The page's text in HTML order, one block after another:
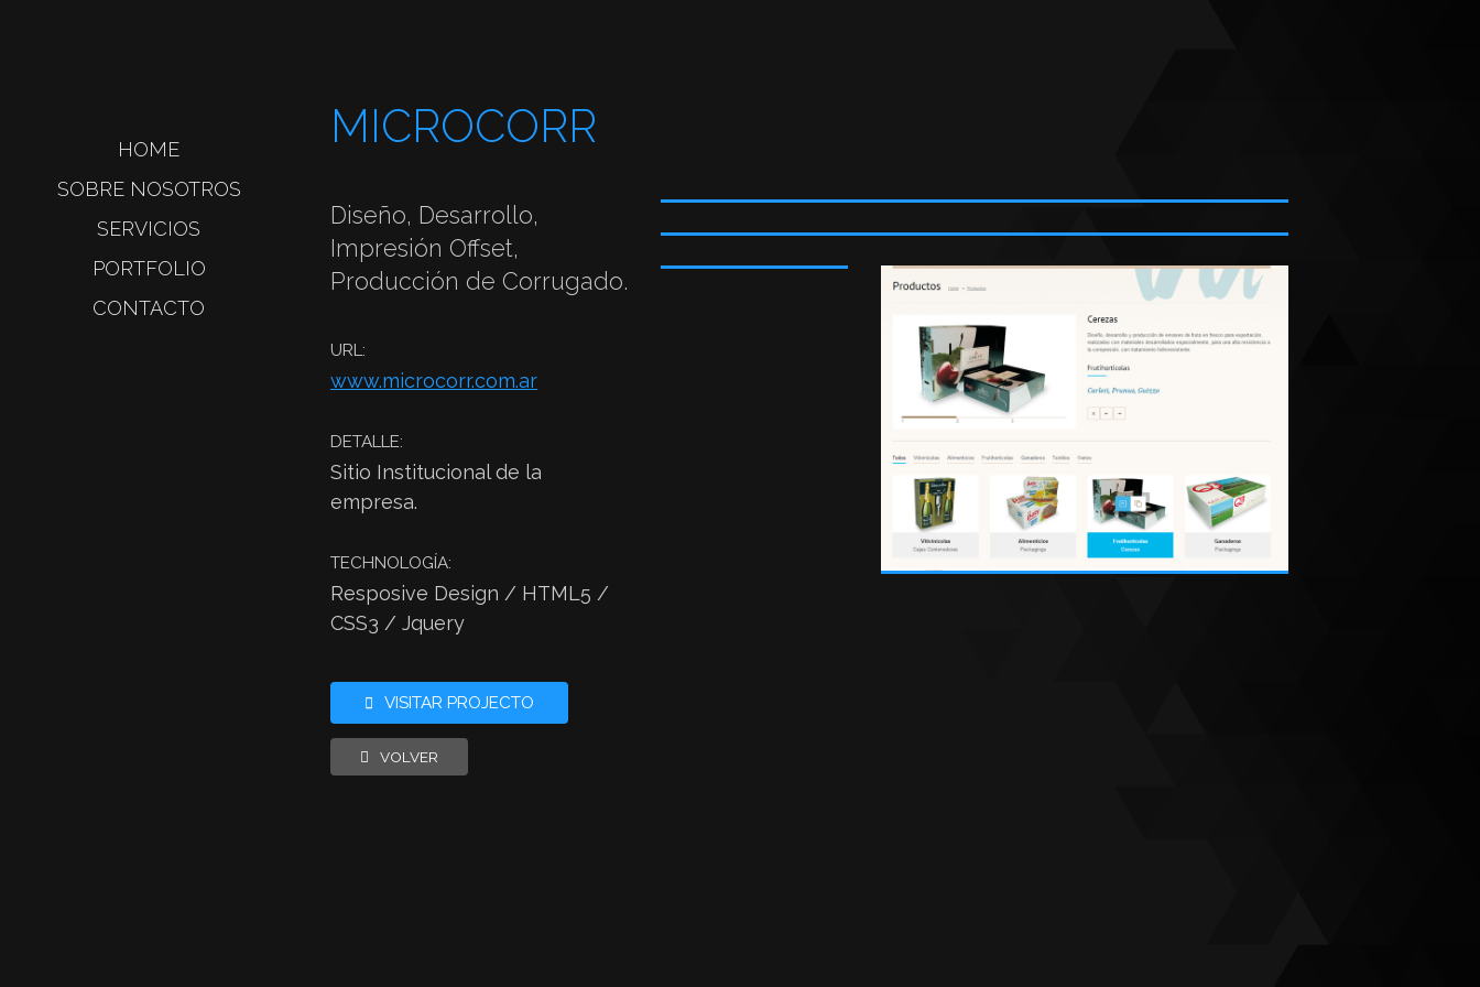
HOME
SOBRE NOSOTROS
SERVICIOS
PORTFOLIO
CONTACTO
MICROCORR
Diseño, Desarrollo,
Impresión Offset,
Producción de Corrugado.
URL:
www.microcorr.com.ar
DETALLE:
Sitio Institucional de la
empresa.
TECHNOLOGÍA:
Resposive Design / HTML5 /
CSS3 / Jquery
VISITAR PROJECTO
VOLVER